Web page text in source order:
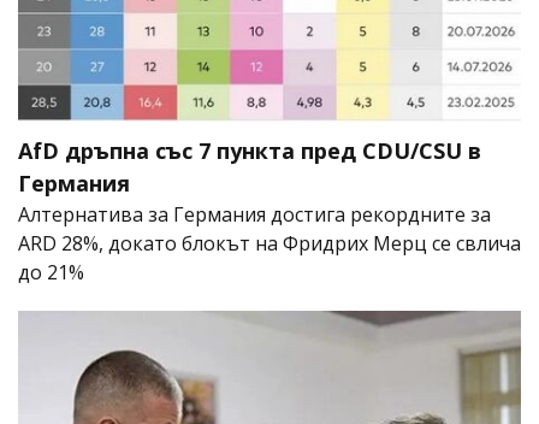
AfD дръпна със 7 пункта пред CDU/CSU в
Германия
Алтернатива за Германия достига рекордните за
ARD 28%, докато блокът на Фридрих Мерц се свлича
до 21%